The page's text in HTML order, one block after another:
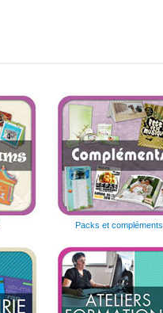
Packs et compléments